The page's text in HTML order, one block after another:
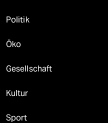
Politik
Öko
Gesellschaft
Kultur
Sport